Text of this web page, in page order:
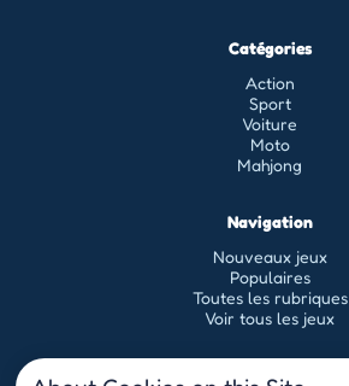
Catégories
Action
Sport
Voiture
Moto
Mahjong
Navigation
Nouveaux jeux
Populaires
Toutes les rubriques
Voir tous les jeux
Légal